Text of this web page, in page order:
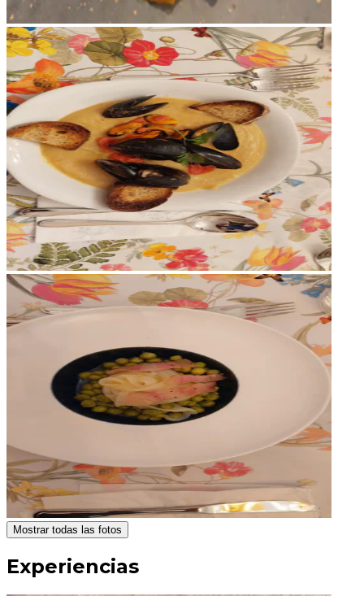
Mostrar todas las fotos
Experiencias